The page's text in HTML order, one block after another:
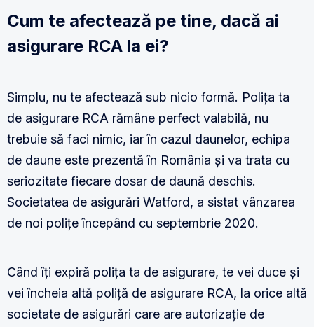
Cum te afectează pe tine, dacă ai
asigurare RCA la ei?
Simplu, nu te afectează sub nicio formă. Polița ta
de asigurare RCA rămâne perfect valabilă, nu
trebuie să faci nimic, iar în cazul daunelor, echipa
de daune este prezentă în România și va trata cu
seriozitate fiecare dosar de daună deschis.
Societatea de asigurări Watford, a sistat vânzarea
de noi polițe începând cu septembrie 2020.
Când îți expiră polița ta de asigurare, te vei duce și
vei încheia altă poliță de asigurare RCA, la orice altă
societate de asigurări care are autorizație de